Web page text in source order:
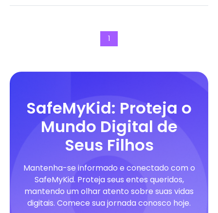
1
SafeMyKid: Proteja o
Mundo Digital de
Seus Filhos
Mantenha-se informado e conectado com o
SafeMyKid. Proteja seus entes queridos,
mantendo um olhar atento sobre suas vidas
digitais. Comece sua jornada conosco hoje.